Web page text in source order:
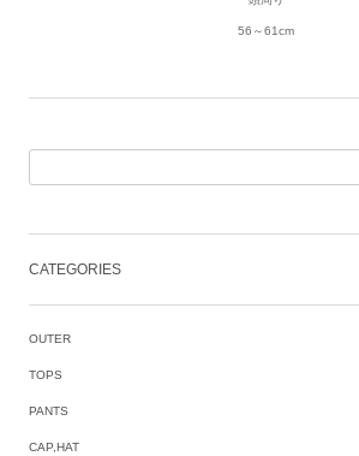
56～61cm
CATEGORIES
OUTER
TOPS
PANTS
CAP,HAT